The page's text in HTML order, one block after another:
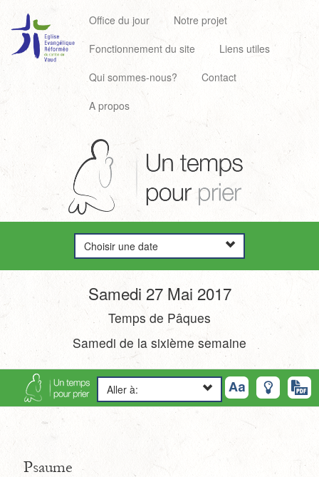
Office du jour
Notre projet
Fonctionnement du site
Liens utiles
Qui sommes-nous?
Contact
A propos
Choisir une date
Samedi 27 Mai 2017
Temps de Pâques
Samedi de la sixième semaine
Aller à:
Psaume